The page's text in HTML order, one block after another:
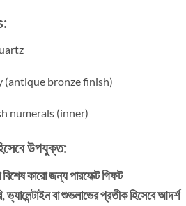
(antique bronze finish)
numerals (inner)
উপযুক্ত:
বিশেষ কারো জন্য পারফেক্ট গিফট
ভ্যালেন্টাইন বা শুভলাভের প্রতীক হিসেবে আদর্শ